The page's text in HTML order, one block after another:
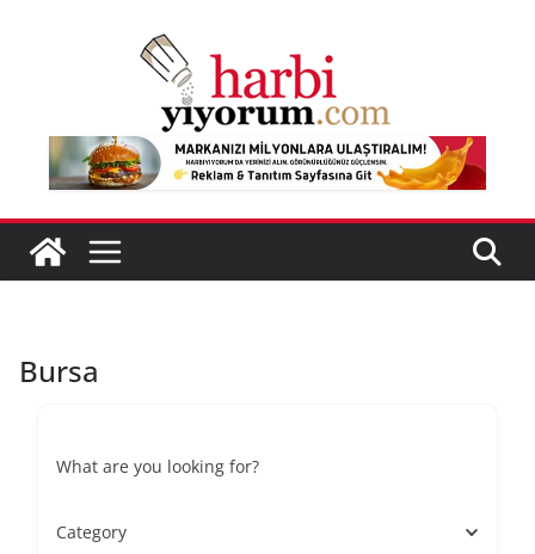
Bursa
What are you looking for?
Category